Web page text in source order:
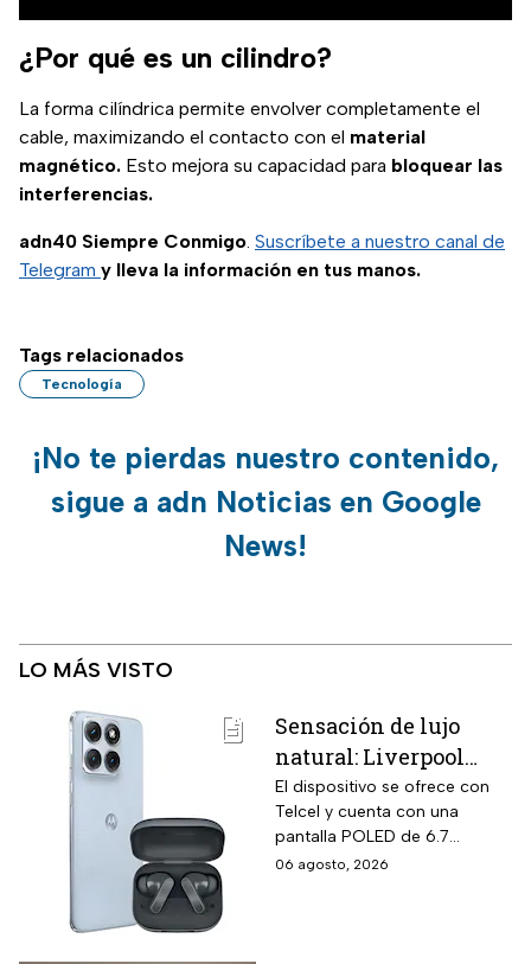
¿Por qué es un cilindro?
La forma cilíndrica permite envolver completamente el
cable, maximizando el contacto con el material
magnético. Esto mejora su capacidad para bloquear las
interferencias.
adn40 Siempre Conmigo. Suscríbete a nuestro canal de
Telegram y lleva la información en tus manos.
Tags relacionados
Tecnología
¡No te pierdas nuestro contenido,
sigue a adn Noticias en Google
News!
LO MÁS VISTO
Sensación de lujo
natural: Liverpool
remata el Motorola
Edge 70 Fusion de
256GB de
almacenamiento,
El dispositivo se ofrece con
Telcel y cuenta con una
pantalla POLED de 6.7
pulgadas y funciones
06 agosto, 2026